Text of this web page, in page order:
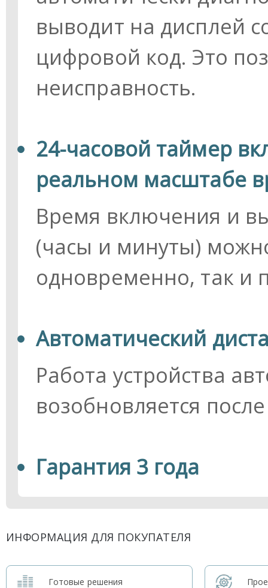
выводит на дисплей
цифровой код. Это
неисправность.
24-часовой таймер
реальном масштабе
Время включения и
(часы и минуты)
одновременно, так и
Автоматический
Работа устройства
возобновляется
Гарантия 3 года
ИНФОРМАЦИЯ ДЛЯ ПОКУПАТЕЛЯ
Готовые решения